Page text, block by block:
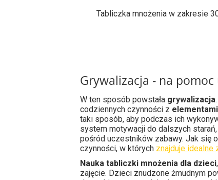
Tabliczka mnożenia w zakresie
Grywalizacja - na
W ten sposób powstała grywalizacja
codziennych czynności z
taki sposób, aby podczas ich
system motywacji do dalszych
pośród uczestników zabawy. Jak się
czynności, w których znajduje idealne
Nauka tabliczki mnożenia dla dzieci
zajęcie. Dzieci znudzone żmudnym